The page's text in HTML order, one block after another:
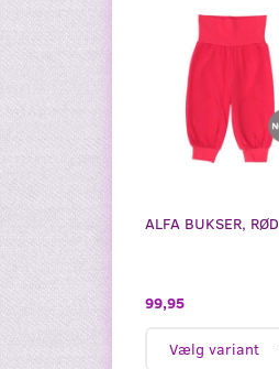
ALFA BUKSER, RØD
99,95